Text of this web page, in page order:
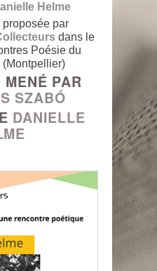
Helme
proposée par
dans le
Poésie du
(Montpellier)
MENÉ PAR
SZABÓ
DANIELLE